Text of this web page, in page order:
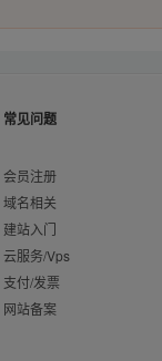
常见问题
会员注册
域名相关
建站入门
云服务/Vps
支付/发票
网站备案